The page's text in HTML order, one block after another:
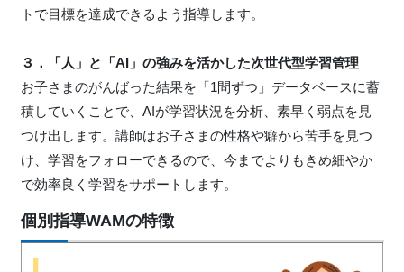
トで目標を達成できるよう指導します。
３．「人」と「AI」の強みを活かした次世代型学習管理
お子さまのがんばった結果を「1問ずつ」データベースに蓄
積していくことで、AIが学習状況を分析、素早く弱点を見
つけ出します。講師はお子さまの性格や癖から苦手を見つ
け、学習をフォローできるので、今までよりもきめ細やか
で効率良く学習をサポートします。
個別指導WAMの特徴